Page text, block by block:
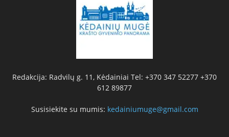
Redakcija: Radvilų g. 11, Kėdainiai Tel: +370 347 52277 +370
612 89877
Susisiekite su mumis: kedainiumuge@gmail.com